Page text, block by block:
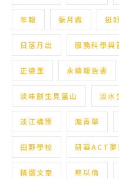
年報 張月霞 挺
日落月出 服務科學與
正德里 永續報告書
淡味創生見里山 淡水
淡江構築 滬青學
田野學校 研華ACT夢
精選文章 蔡以倫